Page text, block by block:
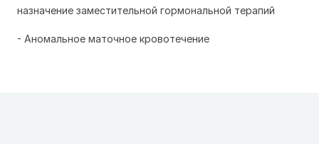
назначение заместительной гормональной терапий
- Аномальное маточное кровотечение